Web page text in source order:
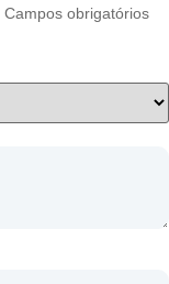
Campos obrigatórios